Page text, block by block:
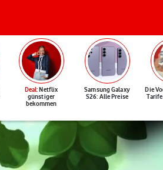
Deal: Netflix
günstiger
bekommen
Samsung Galaxy
S26: Alle Preise
Die